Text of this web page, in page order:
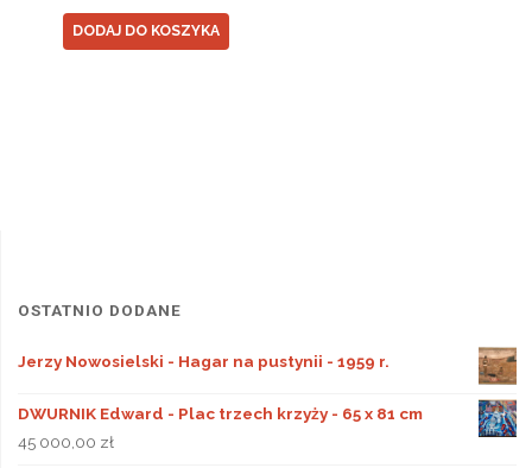
cena
wynosiła:
cena
DODAJ DO KOSZYKA
OSTATNIO DODANE
Jerzy Nowosielski - Hagar na pustynii - 1959 r.
DWURNIK Edward - Plac trzech krzyży - 65 x 81 cm
45 000,00 zł